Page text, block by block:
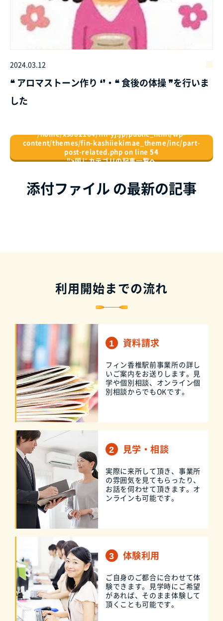
2024.03.12
❝ アロマストーン作り ❛❜・❝ 食後の体操 ❞を行いま
した
/home/xs082164/fin-yj.jp/public_html/wp-
content/themes/fin-kashiiekimae_theme/inc/part-
post-related.php on line54
">同じカテゴリの記事⼀覧へ
添付ファイル の最新の記事
利用開始までの流れ
資料請求
フィン香椎駅前事業所の詳し
いご案内をお送りします。見
学や個別相談、オンライン個
別相談からでもOKです。
見学・相談
実際に来所して頂き、事業所
の雰囲気を見てもらったり、
お話を伺わせて頂きます。オ
ンラインも可能です。
体験利用
ご自身のご都合に合わせて体
験できます。見学時にご希望
があれば、そのまま体験して
頂くことも可能です。